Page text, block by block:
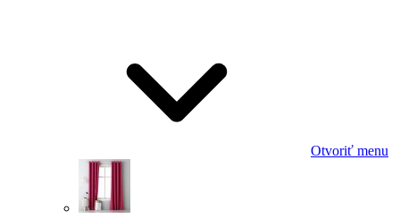
Otvoriť menu